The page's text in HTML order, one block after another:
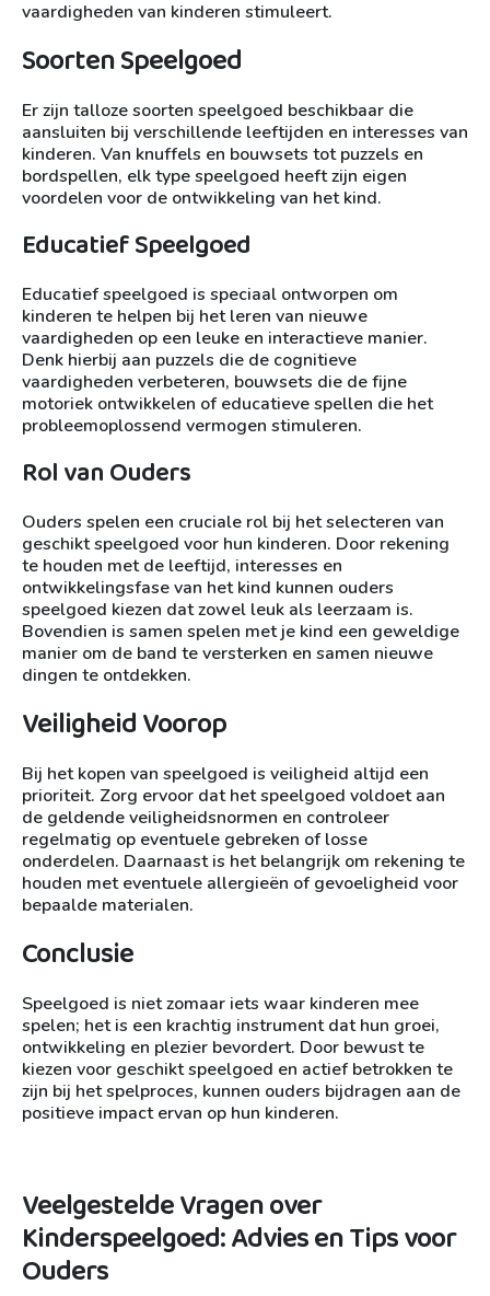
vaardigheden van kinderen stimuleert.
Soorten Speelgoed
Er zijn talloze soorten speelgoed beschikbaar die
aansluiten bij verschillende leeftijden en interesses van
kinderen. Van knuffels en bouwsets tot puzzels en
bordspellen, elk type speelgoed heeft zijn eigen
voordelen voor de ontwikkeling van het kind.
Educatief Speelgoed
Educatief speelgoed is speciaal ontworpen om
kinderen te helpen bij het leren van nieuwe
vaardigheden op een leuke en interactieve manier.
Denk hierbij aan puzzels die de cognitieve
vaardigheden verbeteren, bouwsets die de fijne
motoriek ontwikkelen of educatieve spellen die het
probleemoplossend vermogen stimuleren.
Rol van Ouders
Ouders spelen een cruciale rol bij het selecteren van
geschikt speelgoed voor hun kinderen. Door rekening
te houden met de leeftijd, interesses en
ontwikkelingsfase van het kind kunnen ouders
speelgoed kiezen dat zowel leuk als leerzaam is.
Bovendien is samen spelen met je kind een geweldige
manier om de band te versterken en samen nieuwe
dingen te ontdekken.
Veiligheid Voorop
Bij het kopen van speelgoed is veiligheid altijd een
prioriteit. Zorg ervoor dat het speelgoed voldoet aan
de geldende veiligheidsnormen en controleer
regelmatig op eventuele gebreken of losse
onderdelen. Daarnaast is het belangrijk om rekening te
houden met eventuele allergieën of gevoeligheid voor
bepaalde materialen.
Conclusie
Speelgoed is niet zomaar iets waar kinderen mee
spelen; het is een krachtig instrument dat hun groei,
ontwikkeling en plezier bevordert. Door bewust te
kiezen voor geschikt speelgoed en actief betrokken te
zijn bij het spelproces, kunnen ouders bijdragen aan de
positieve impact ervan op hun kinderen.
Veelgestelde Vragen over
Kinderspeelgoed: Advies en Tips voor
Ouders